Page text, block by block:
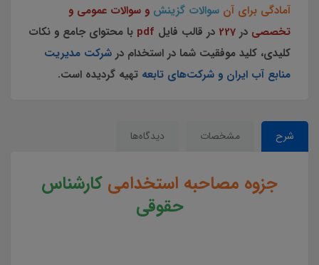
آمادگی برای آن سوالات گزینش و سوالات عمومی و
تخصصی در در قالب فایل pdf با محتوای جامع و نکات
کلیدی، کلید موفقیت شما در استخدام در شرکت مدیریت
منابع آب ایران و شرکت‌های تابعه تهیه گردیده است.
شرح مشخصات دیدگاه‌ها
جزوه مصاحبه استخدامی کارشناس
حقوقی